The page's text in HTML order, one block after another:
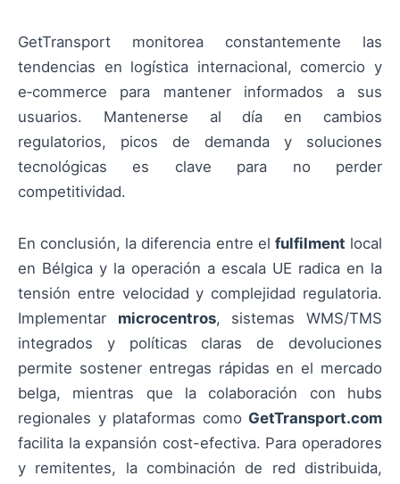
GetTransport monitorea constantemente las
tendencias en logística internacional, comercio y
e‑commerce para mantener informados a sus
usuarios. Mantenerse al día en cambios
regulatorios, picos de demanda y soluciones
tecnológicas es clave para no perder
competitividad.
En conclusión, la diferencia entre el fulfilment local
en Bélgica y la operación a escala UE radica en la
tensión entre velocidad y complejidad regulatoria.
Implementar microcentros, sistemas WMS/TMS
integrados y políticas claras de devoluciones
permite sostener entregas rápidas en el mercado
belga, mientras que la colaboración con hubs
regionales y plataformas como GetTransport.com
facilita la expansión cost-efectiva. Para operadores
y remitentes, la combinación de red distribuida,